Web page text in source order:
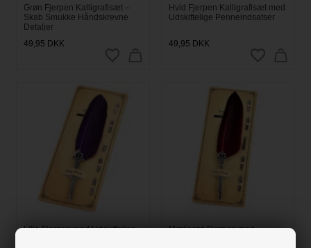
Grøn Fjerpen Kalligrafisæt –
Skab Smukke Håndskrevne
Detaljer
49,95 DKK
Hvid Fjerpen Kalligrafisæt med
Udskiftelige Penneindsatser
49,95 DKK
Lilla Fjerpen med Udskiftelige
Mørkerød Fjerpen med